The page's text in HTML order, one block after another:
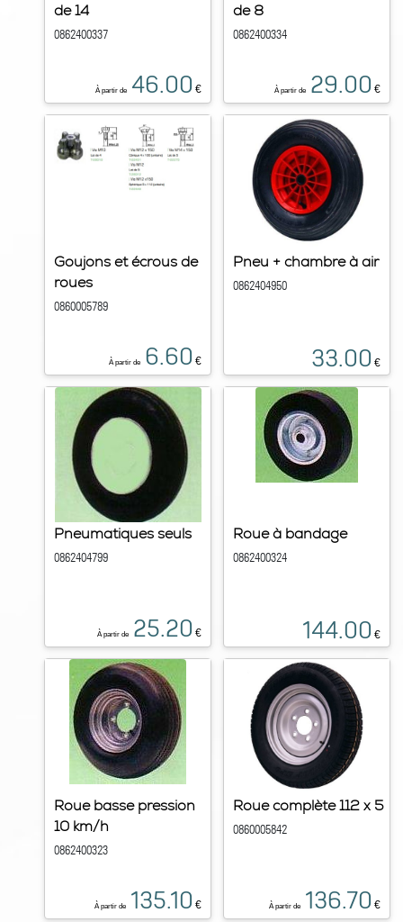
de 14
0862400337
À partir de 46.00 €
de 8
0862400334
À partir de 29.00 €
Goujons et écrous de
roues
0860005789
À partir de 6.60 €
Pneu + chambre à air
0862404950
33.00 €
Pneumatiques seuls
0862404799
À partir de 25.20 €
Roue à bandage
0862400324
144.00 €
Roue basse pression
10 km/h
0862400323
À partir de 135.10 €
Roue complète 112 x 5
0860005842
À partir de 136.70 €